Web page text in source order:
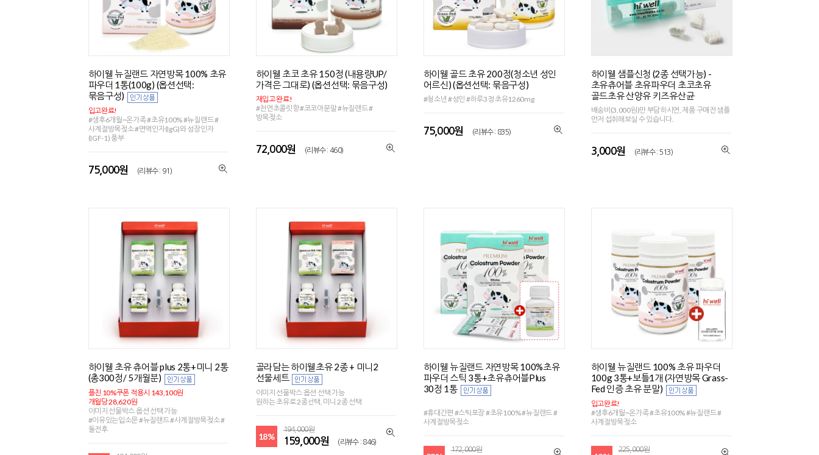
하이웰 뉴질랜드 자연방목 100% 초유
파우더 1통(100g) (옵션선택:
묶음구성)
입고완료!
#생후6개월~온가족 #초유100% #뉴질랜드 #
사계절방목젖소 #면역인자(IgG)와 성장인자
(IGF-1) 풍부
75,000원 (리뷰수 : 91)
하이웰 초코 초유 150정 (내용량UP/
가격은 그대로) (옵션선택: 묶음구성)
재입고 완료!
#천연초콜릿향 #코코아분말 #뉴질랜드 #
방목젖소
72,000원 (리뷰수 : 460)
하이웰 골드 초유 200정(청소년 성인
어르신) (옵션선택: 묶음구성)
#청소년 #성인 #하루3정 초유1260mg
75,000원 (리뷰수 : 835)
하이웰 샘플신청 (2종 선택가능) -
초유츄어블 초유파우더 초코초유
골드초유 산양유 키즈유산균
배송비(3,000원)만 부담하시면, 제품 구매전 샘플
먼저 섭취해보실 수 있습니다.
3,000원 (리뷰수 : 513)
하이웰 초유 츄어블 plus 2통+미니 2통
(총300정/ 5개월분)
플친 10%쿠폰 적용시 143,100원
개월당 28,620원
이미지 선물박스 옵션 선택 가능
#이유있는입소문 #뉴질랜드 #사계절방목젖소 #
돌전후
골라담는 하이웰초유 2종 + 미니2
선물세트
이미지 선물박스 옵션 선택 가능
원하는 초유로 2종선택, 미니 2종 선택
18%
194,000원
159,000원 (리뷰수 : 846)
하이웰 뉴질랜드 자연방목 100%초유
파우더 스틱 3통+초유츄어블Plus
30정 1통
#휴대간편 #스틱포장 #초유100% #뉴질랜드 #
사계절방목젖소
172,000원
하이웰 뉴질랜드 100% 초유 파우더
100g 3통+보틀1개 (자연방목 Grass-
Fed 인증 초유 분말)
입고완료!
#생후6개월~온가족 #초유100% #뉴질랜드 #
사계절방목젖소
225,000원